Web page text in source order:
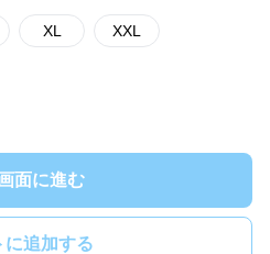
XL XXL
面に進む
に追加する